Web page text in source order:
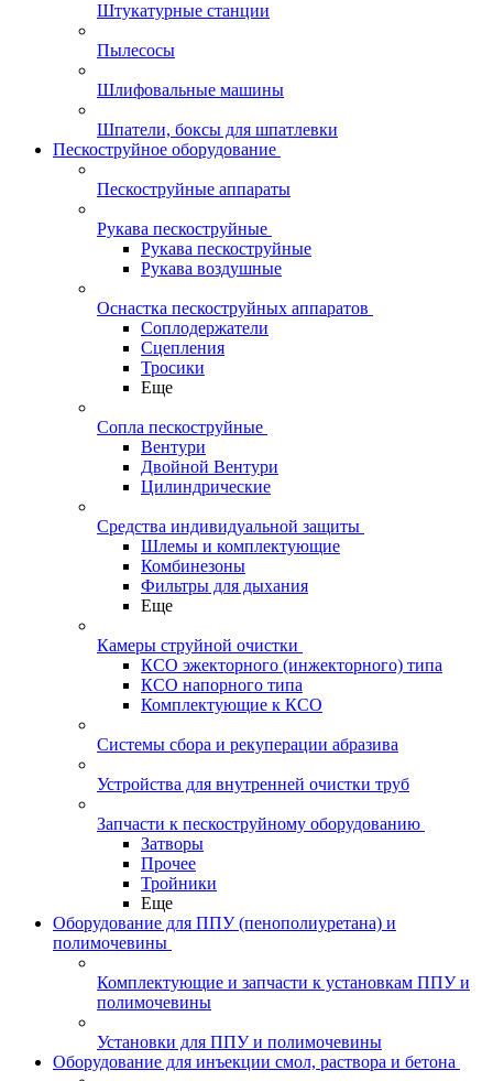
Штукатурные станции
Пылесосы
Шлифовальные машины
Шпатели, боксы для шпатлевки
Пескоструйное оборудование
Пескоструйные аппараты
Рукава пескоструйные
Рукава пескоструйные
Рукава воздушные
Оснастка пескоструйных аппаратов
Соплодержатели
Сцепления
Тросики
Еще
Сопла пескоструйные
Вентури
Двойной Вентури
Цилиндрические
Средства индивидуальной защиты
Шлемы и комплектующие
Комбинезоны
Фильтры для дыхания
Еще
Камеры струйной очистки
КСО эжекторного (инжекторного) типа
КСО напорного типа
Комплектующие к КСО
Системы сбора и рекуперации абразива
Устройства для внутренней очистки труб
Запчасти к пескоструйному оборудованию
Затворы
Прочее
Тройники
Еще
Оборудование для ППУ (пенополиуретана) и
полимочевины
Комплектующие и запчасти к установкам ППУ и
полимочевины
Установки для ППУ и полимочевины
Оборудование для инъекции смол, раствора и бетона